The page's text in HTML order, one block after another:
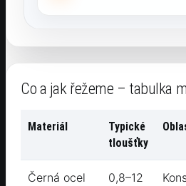
Co a jak řežeme – tabulka
Materiál
Typické
tloušťky
Černá ocel
0,8–12